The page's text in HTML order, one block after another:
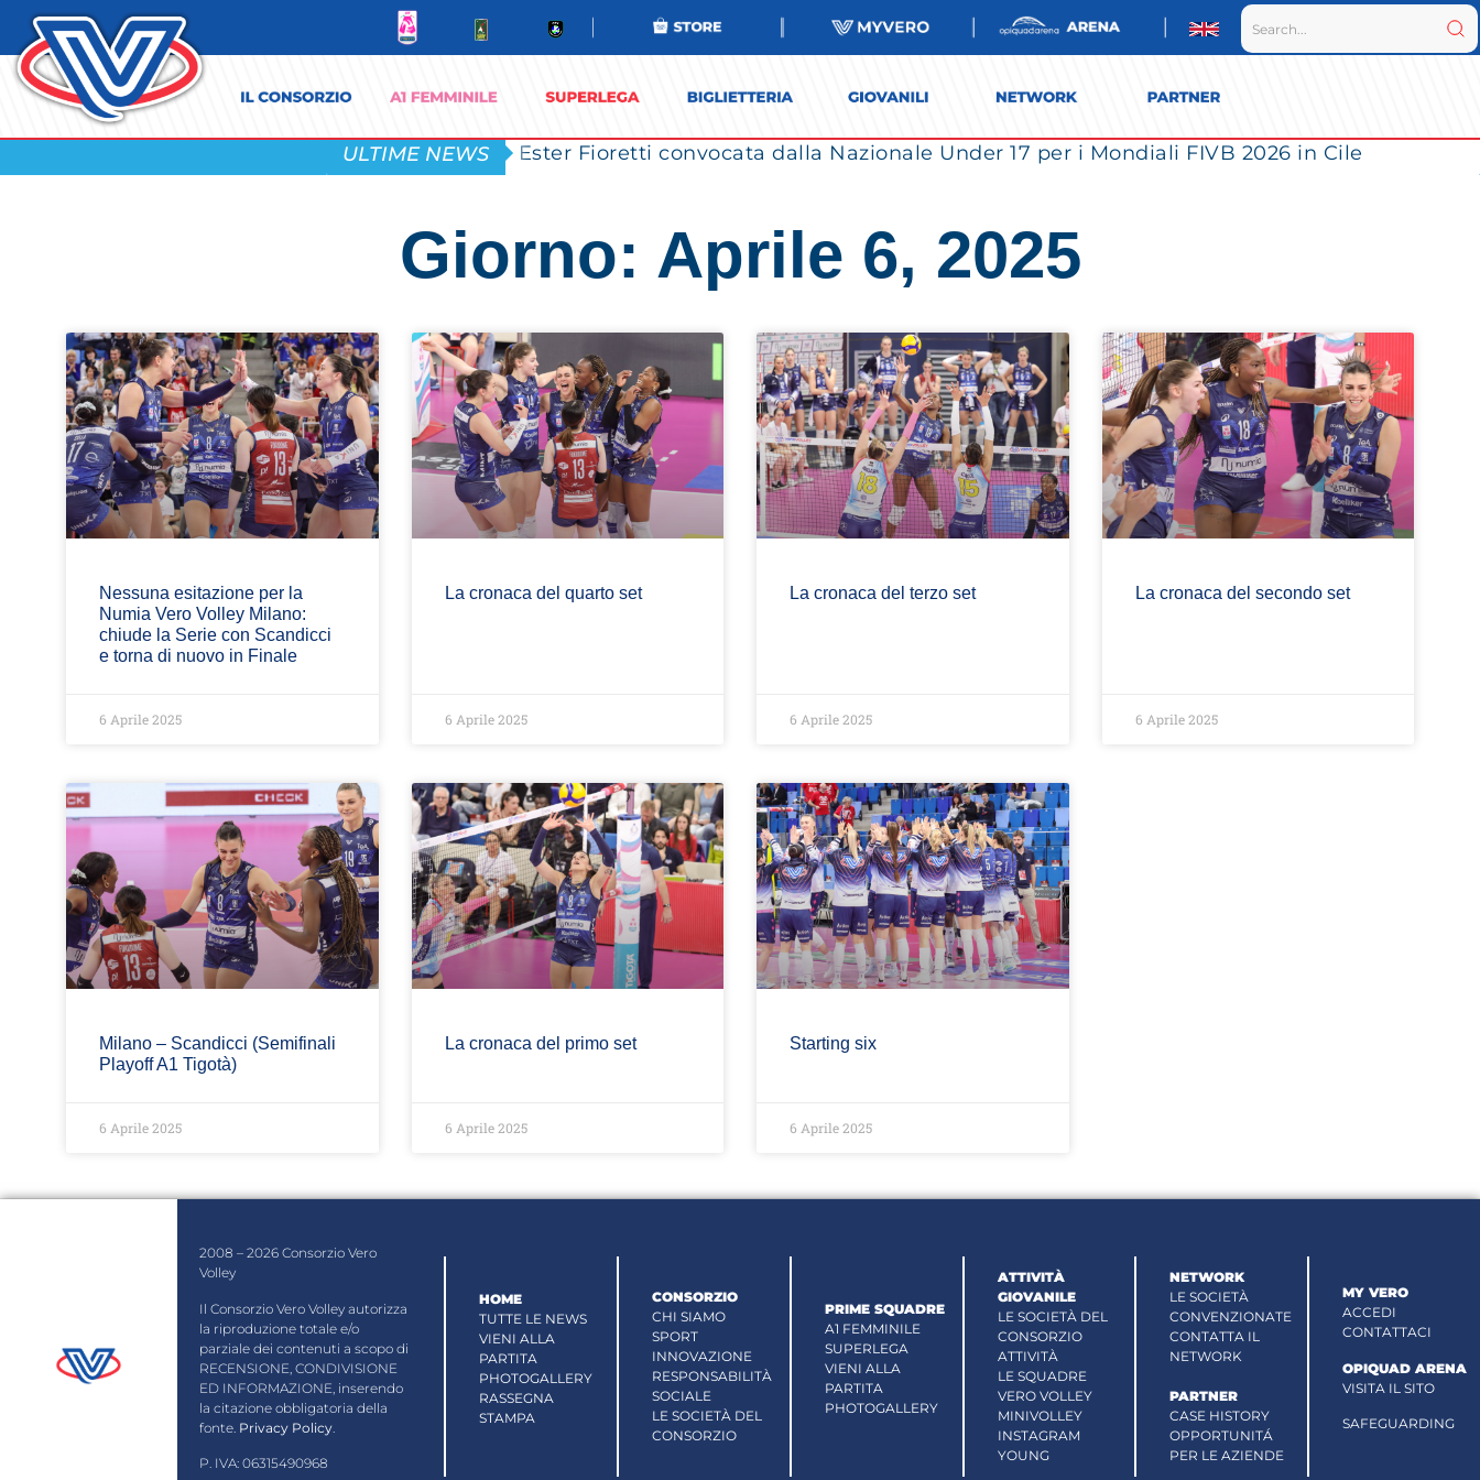
ULTIME NEWS Ester Fioretti convocata dalla Nazionale Under 17 per i Mondiali FIVB 2026 in Cile
Giorno: Aprile 6, 2025
Nessuna esitazione per la
Numia Vero Volley Milano:
chiude la Serie con Scandicci
e torna di nuovo in Finale
6 Aprile 2025
La cronaca del quarto set
6 Aprile 2025
La cronaca del terzo set
6 Aprile 2025
La cronaca del secondo set
6 Aprile 2025
Milano – Scandicci (Semifinali
Playoff A1 Tigotà)
6 Aprile 2025
La cronaca del primo set
6 Aprile 2025
Starting six
6 Aprile 2025
2008 – 2026 Consorzio Vero
Volley
Il Consorzio Vero Volley autorizza
la riproduzione totale e/o
parziale dei contenuti a scopo di
RECENSIONE, CONDIVISIONE
ED INFORMAZIONE, inserendo
la citazione obbligatoria della
fonte. Privacy Policy
P. IVA: 06315490968
HOME
TUTTE LE NEWS
VIENI ALLA
PARTITA
PHOTOGALLERY
RASSEGNA
STAMPA
CONSORZIO
CHI SIAMO
SPORT
INNOVAZIONE
RESPONSABILITÀ
SOCIALE
LE SOCIETÀ DEL
CONSORZIO
PRIME SQUADRE
A1 FEMMINILE
SUPERLEGA
VIENI ALLA
PARTITA
PHOTOGALLERY
ATTIVITÀ
GIOVANILE
LE SOCIETÀ DEL
CONSORZIO
ATTIVITÀ
LE SQUADRE
VERO VOLLEY
MINIVOLLEY
INSTAGRAM
YOUNG
NETWORK
LE SOCIETÀ
CONVENZIONATE
CONTATTA IL
NETWORK
PARTNER
CASE HISTORY
OPPORTUNITÁ
PER LE AZIENDE
MY VERO
ACCEDI
CONTATTACI
OPIQUAD ARENA
VISITA IL SITO
SAFEGUARDING